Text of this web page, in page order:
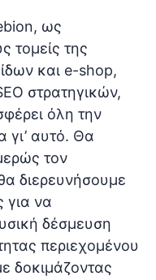
ως
τομείς της
και e-shop,
στρατηγικών,
όλη την
γι’ αυτό. Θα
τον
διερευνήσουμε
για να
δέσμευση
περιεχομένου
δοκιμάζοντας